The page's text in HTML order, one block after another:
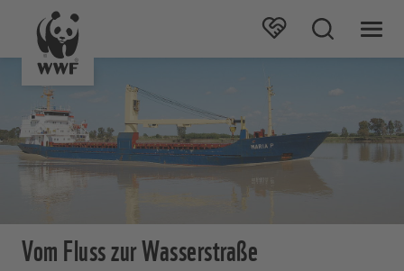
Vom Fluss zur Wasserstraße